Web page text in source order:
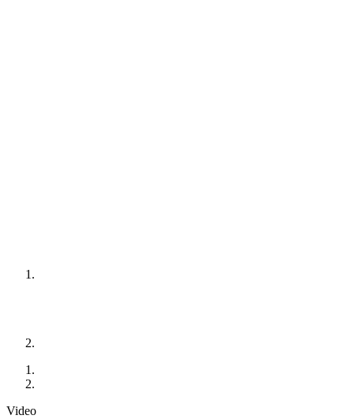
Video